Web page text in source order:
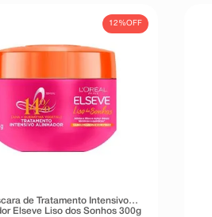
12%OFF
de Tratamento Intensivo
Elseve Liso dos Sonhos 300g